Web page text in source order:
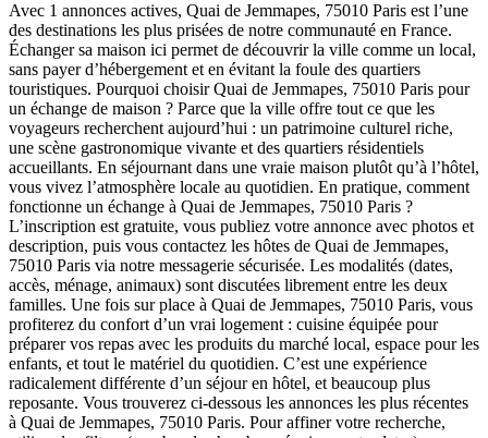
Avec 1 annonces actives, Quai de Jemmapes, 75010 Paris est l’une
des destinations les plus prisées de notre communauté en France.
Échanger sa maison ici permet de découvrir la ville comme un local,
sans payer d’hébergement et en évitant la foule des quartiers
touristiques. Pourquoi choisir Quai de Jemmapes, 75010 Paris pour
un échange de maison ? Parce que la ville offre tout ce que les
voyageurs recherchent aujourd’hui : un patrimoine culturel riche,
une scène gastronomique vivante et des quartiers résidentiels
accueillants. En séjournant dans une vraie maison plutôt qu’à l’hôtel,
vous vivez l’atmosphère locale au quotidien. En pratique, comment
fonctionne un échange à Quai de Jemmapes, 75010 Paris ?
L’inscription est gratuite, vous publiez votre annonce avec photos et
description, puis vous contactez les hôtes de Quai de Jemmapes,
75010 Paris via notre messagerie sécurisée. Les modalités (dates,
accès, ménage, animaux) sont discutées librement entre les deux
familles. Une fois sur place à Quai de Jemmapes, 75010 Paris, vous
profiterez du confort d’un vrai logement : cuisine équipée pour
préparer vos repas avec les produits du marché local, espace pour les
enfants, et tout le matériel du quotidien. C’est une expérience
radicalement différente d’un séjour en hôtel, et beaucoup plus
reposante. Vous trouverez ci-dessous les annonces les plus récentes
à Quai de Jemmapes, 75010 Paris. Pour affiner votre recherche,